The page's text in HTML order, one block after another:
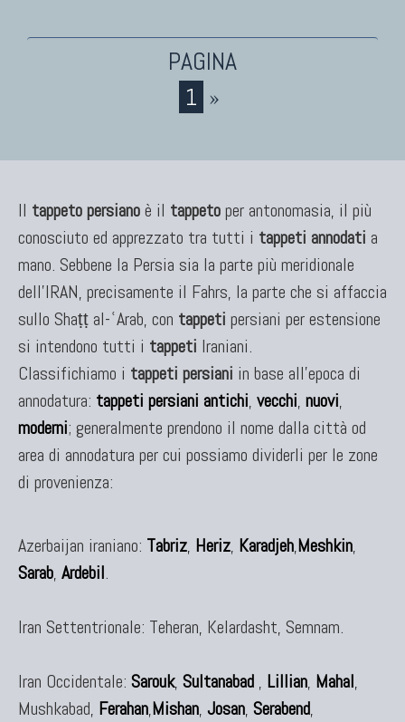
1 »
Il tappeto persianoè il tappetoper antonomasia, il più
conosciuto ed apprezzato tra tutti i tappeti annodati a
mano. Sebbene la Persia sia la parte più meridionale
dell'IRAN, precisamente il Fahrs, la parte che si affaccia
sullo Shaṭṭ al-ʿArab, con tappeti persiani per estensione
si intendono tutti i tappeti Iraniani.
Classifichiamo i tappeti persiani in base all'epoca di
annodatura: tappeti persiani antichi, vecchi, nuovi,
moderni; generalmente prendono il nome dalla città od
area di annodatura per cui possiamo dividerli per le zone
di provenienza:
Azerbaijan iraniano: Tabriz, Heriz, Karadjeh,Meshkin,
Sarab, Ardebil.
Iran Settentrionale: Teheran, Kelardasht, Semnam.
Iran Occidentale: Sarouk, Sultanabad , Lillian, Mahal,
Mushkabad, Ferahan,Mishan, Josan, Serabend,